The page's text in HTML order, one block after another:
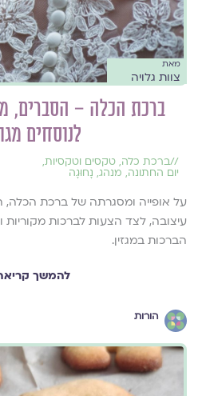
מאת
צוות גלויה
ברכת הכלה – הסברים,
לנוסחים
//ברכת כלה, טקסים וטקסיות,
יום החתונה, מנהג, נָחוּגָה
על אופייה ומסגרתה של ברכת הכלה,
עיצובה, לצד הצעות לברכות מקוריות
הברכות במגזין.
להמשך קריאה
הורות